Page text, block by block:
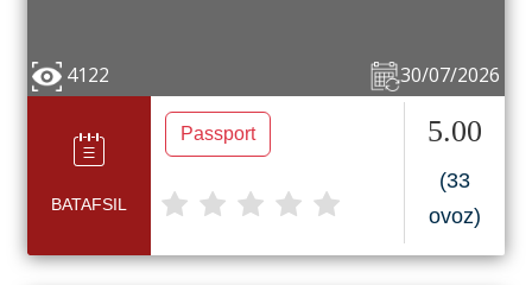
30/07/2026
4122
BATAFSIL
Passport 5.00
(33
ovoz)